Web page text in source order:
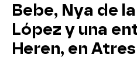
Bebe, Nya de
López y una
Heren, en